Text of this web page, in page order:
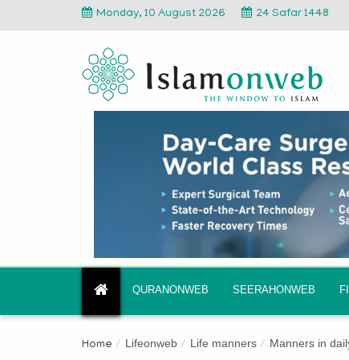
Monday, 10 August 2026 24 Safar 1448
QURANONWEB SEERAHONWEB
Home Lifeonweb Life manners Manners in